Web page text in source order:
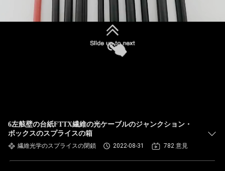
6左舷壁の台紙FTTX繊維の光ケーブルのジャンクション・
ボックスのスプライスの箱
繊維光学のスプライスの閉鎖 2022-08-31 782 意見